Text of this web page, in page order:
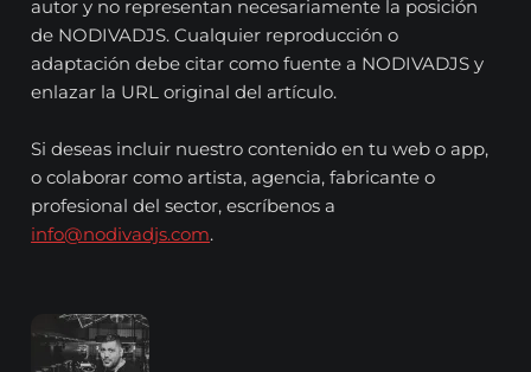
autor y no representan necesariamente la posición
de NODIVADJS. Cualquier reproducción o
adaptación debe citar como fuente a NODIVADJS y
enlazar la URL original del artículo.
Si deseas incluir nuestro contenido en tu web o app,
o colaborar como artista, agencia, fabricante o
profesional del sector, escríbenos a
info@nodivadjs.com.